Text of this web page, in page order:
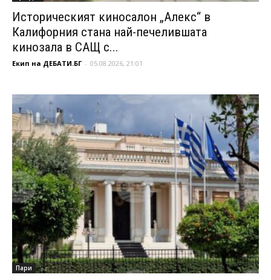
Историческият киносалон „Алекс“ в
Калифорния стана най-печелившата
кинозала в САЩ с...
Екип на ДЕБАТИ.БГ - 05.08.2026, 21:01
Пари